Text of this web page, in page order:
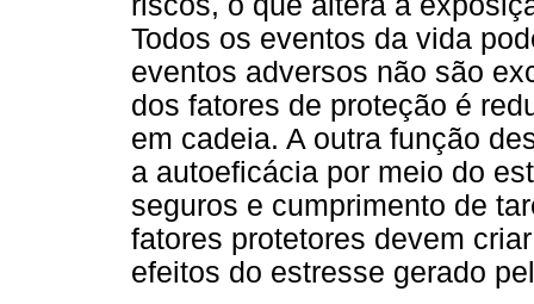
Todos os eventos da vida
eventos adversos não são
dos fatores de proteção é
em cadeia. A outra função
a autoeficácia por meio do
seguros e cumprimento de
fatores protetores devem
efeitos do estresse gerado